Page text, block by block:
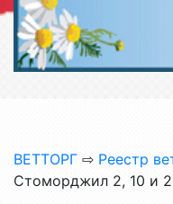
ВЕТТОРГ ⇨ Реестр
Стоморджил 2, 10 и